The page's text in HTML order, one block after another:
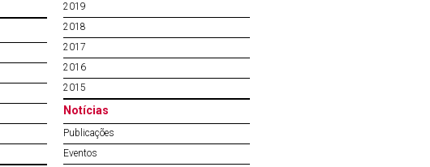
2019
2018
2017
2016
2015
Notícias
Publicações
Eventos